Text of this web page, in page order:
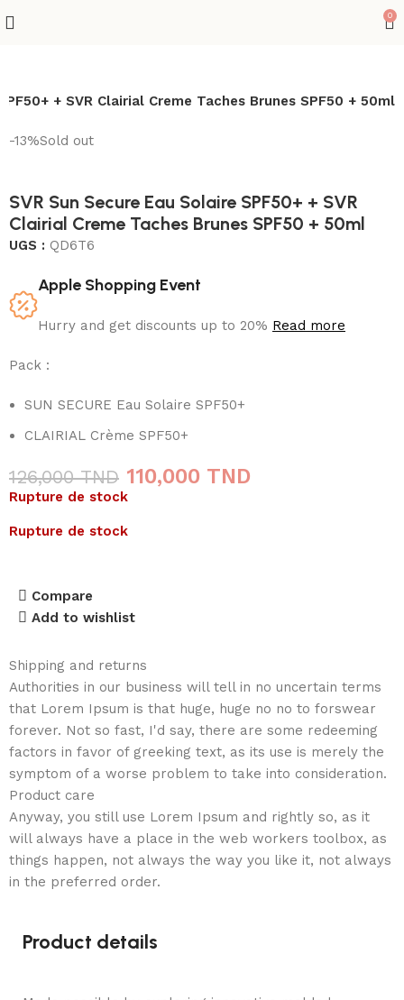
0
+ SVR Clairial Creme Taches Brunes SPF50 + 50ml
-13%Sold out
SVR Sun Secure Eau Solaire SPF50+ + SVR
Clairial Creme Taches Brunes SPF50 + 50ml
UGS : QD6T6
Apple Shopping Event
Hurry and get discounts up to 20% Read more
Pack :
SUN SECURE Eau Solaire SPF50+
CLAIRIAL Crème SPF50+
126,000TND 110,000 TND
Rupture de stock
Rupture de stock
Compare
Add to wishlist
Shipping and returns
Authorities in our business will tell in no uncertain terms
that Lorem Ipsum is that huge, huge no no to forswear
forever. Not so fast, I'd say, there are some redeeming
factors in favor of greeking text, as its use is merely the
symptom of a worse problem to take into consideration.
Product care
Anyway, you still use Lorem Ipsum and rightly so, as it
will always have a place in the web workers toolbox, as
things happen, not always the way you like it, not always
in the preferred order.
Product details